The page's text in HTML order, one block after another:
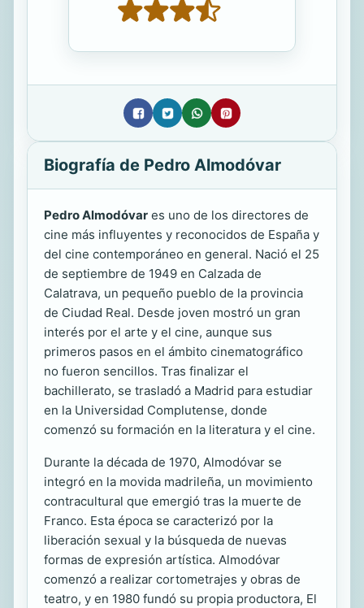
Biografía de Pedro Almodóvar
Pedro Almodóvar es uno de los directores de
cine más influyentes y reconocidos de España y
del cine contemporáneo en general. Nació el 25
de septiembre de 1949 en Calzada de
Calatrava, un pequeño pueblo de la provincia
de Ciudad Real. Desde joven mostró un gran
interés por el arte y el cine, aunque sus
primeros pasos en el ámbito cinematográfico
no fueron sencillos. Tras finalizar el
bachillerato, se trasladó a Madrid para estudiar
en la Universidad Complutense, donde
comenzó su formación en la literatura y el cine.
Durante la década de 1970, Almodóvar se
integró en la movida madrileña, un movimiento
contracultural que emergió tras la muerte de
Franco. Esta época se caracterizó por la
liberación sexual y la búsqueda de nuevas
formas de expresión artística. Almodóvar
comenzó a realizar cortometrajes y obras de
teatro, y en 1980 fundó su propia productora, El